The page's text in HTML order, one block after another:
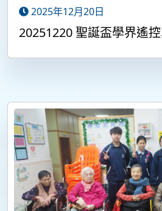
2025年12月20日
20251220 聖誕盃學界遙